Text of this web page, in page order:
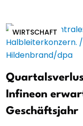
WIRTSCHAFT
Infineon
Geschäftsjahr